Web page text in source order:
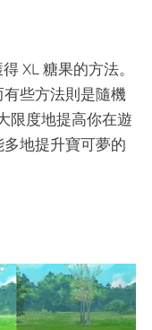
XL 糖果的方法。
些方法則是隨機
限度地提高你在遊
地提升寶可夢的